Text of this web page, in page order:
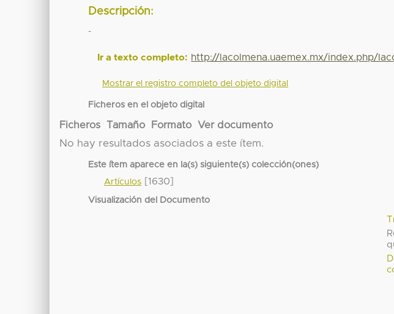
Descripción:
-
Ir a texto completo: http://lacolmena.uaemex.mx/index.php/
Mostrar el registro completo del objeto digital
Ficheros en el objeto digital
Ficheros Tamaño Formato
Ver documento
No hay resultados asociados a este ítem.
Este ítem aparece en la(s) siguiente(s) colección(ones)
Artículos [1630]
Visualización del Documento